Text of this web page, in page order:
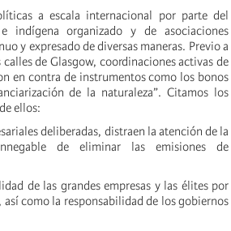
a escala internacional por parte del
indígena organizado y de asociaciones
y expresado de diversas maneras. Previo a
de Glasgow, coordinaciones activas de
en contra de instrumentos como los bonos
de la naturaleza”. Citamos los
ellos:
deliberadas, distraen la atención de la
de eliminar las emisiones de
de las grandes empresas y las élites por
así como la responsabilidad de los gobiernos